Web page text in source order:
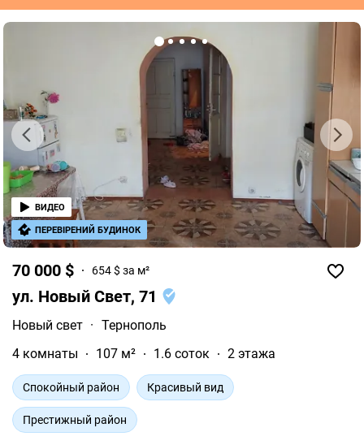
Риелторы в Тернополе
70 000 $ 654 $ за м²
ул. Новый Свет, 71
Новый свет · Тернополь
4 комнаты
107 м² 1.6 соток 2 этажа
Спокойный район Красивый вид
Престижный район
ВИДЕО
ПЕРЕВІРЕНИЙ БУДИНОК